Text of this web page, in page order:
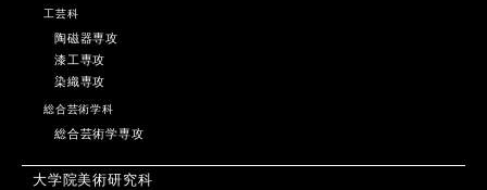
工芸科
陶磁器専攻
漆工専攻
染織専攻
総合芸術学科
総合芸術学専攻
大学院美術研究科